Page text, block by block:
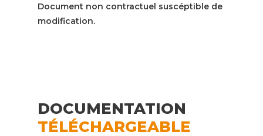
Document non contractuel suscéptible de
modification.
DOCUMENTATION
TÉLÉCHARGEABLE